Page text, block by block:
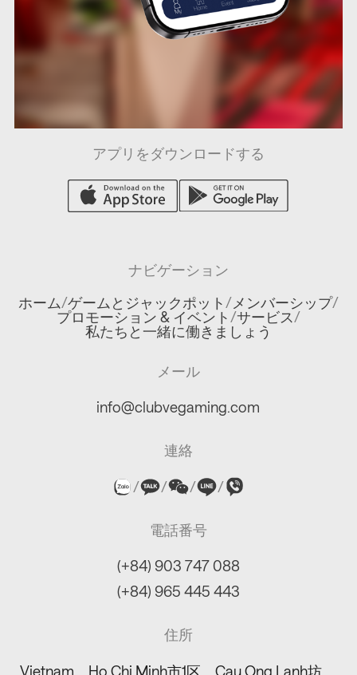
ナビゲーション
ホーム/ゲームとジャックポット /メンバーシップ/
プロモーション & イベント /サービス/
私たちと一緒に働きましょう
アプリをダウンロードする
メール
info@clubvegaming.com
連絡
/ / / /
電話番号
(+84) 903 747 088
(+84) 965 445 443
住所
Vietnam、Ho Chi Minh市1区、Cau Ong Lanh坊、